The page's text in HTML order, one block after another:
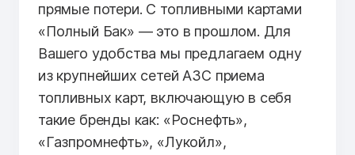
прямые потери. С топливными картами
«Полный Бак» — это в прошлом. Для
Вашего удобства мы предлагаем одну
из крупнейших сетей АЗС приема
топливных карт, включающую в себя
такие бренды как: «Роснефть»,
«Газпромнефть», «Лукойл»,